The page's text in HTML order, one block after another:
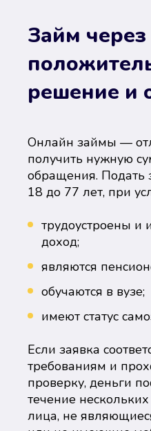
Займ через
решение и
Онлайн займы —
получить нужную
обращения. Подать
18 до 77 лет, при
трудоустроены и
доход;
являются
обучаются в вузе;
имеют статус
Если заявка
требованиям и
проверку, деньги
течение
лица, не